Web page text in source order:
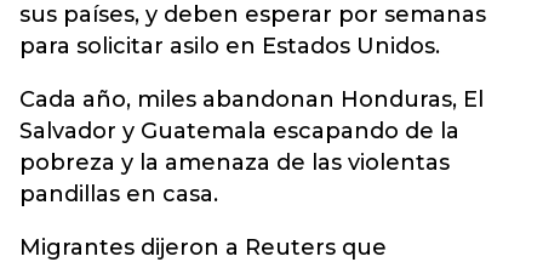
sus países, y deben esperar por semanas
para solicitar asilo en Estados Unidos.
Cada año, miles abandonan Honduras, El
Salvador y Guatemala escapando de la
pobreza y la amenaza de las violentas
pandillas en casa.
Migrantes dijeron a Reuters que